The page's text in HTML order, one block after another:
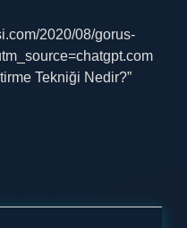
2020/08/gorus-
Tekniği Nedir?”